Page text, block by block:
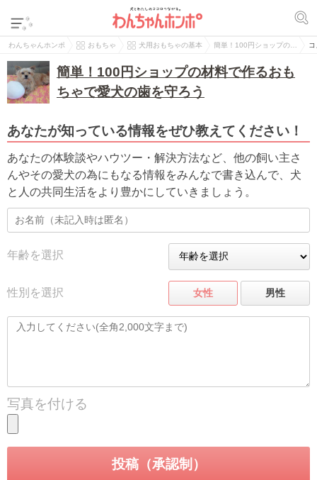
わんちゃんホンポ おもちゃ 犬用おもちゃの基本 簡単！100円ショップの…
簡単！100円ショップの材料で作るおも
ちゃで愛犬の歯を守ろう
あなたが知っている情報をぜひ教えてください！
あなたの体験談やハウツー・解決方法など、他の飼い主さ
んやその愛犬の為にもなる情報をみんなで書き込んで、犬
と人の共同生活をより豊かにしていきましょう。
年齢を選択
性別を選択 女性 男性
写真を付ける